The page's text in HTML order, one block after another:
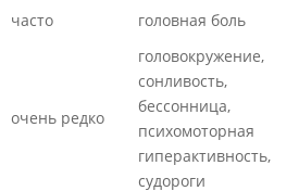
часто головная боль
очень редко
головокружение,
сонливость,
бессонница,
психомоторная
гиперактивность,
судороги